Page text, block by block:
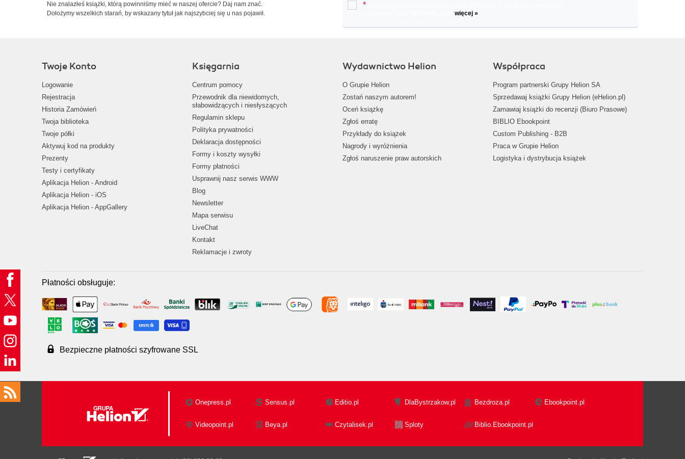
Nie znalazłeś książki, którą powinniśmy mieć w naszej ofercie? Daj nam znać.
Dołożymy wszelkich starań, by wskazany tytuł jak najszybciej się u nas pojawił.
*
więcej »
Twoje Konto
Logowanie
Rejestracja
Historia Zamówień
Twoja biblioteka
Twoje półki
Aktywuj kod na produkty
Prezenty
Testy i certyfikaty
Aplikacja Helion - Android
Aplikacja Helion - iOS
Aplikacja Helion - AppGallery
Księgarnia
Centrum pomocy
Przewodnik dla niewidomych,
słabowidzących i niesłyszących
Regulamin sklepu
Polityka prywatności
Deklaracja dostępności
Formy i koszty wysyłki
Formy płatności
Usprawnij nasz serwis WWW
Blog
Newsletter
Mapa serwisu
LiveChat
Kontakt
Reklamacje i zwroty
Wydawnictwo Helion
O Grupie Helion
Zostań naszym autorem!
Oceń książkę
Zgłoś erratę
Przykłady do książek
Nagrody i wyróżnienia
Zgłoś naruszenie praw autorskich
Współpraca
Program partnerski Grupy Helion SA
Sprzedawaj książki Grupy Helion (eHelion.pl)
Zamawiaj książki do recenzji (Biuro Prasowe)
BIBLIO Ebookpoint
Custom Publishing - B2B
Praca w Grupie Helion
Logistyka i dystrybucja książek
Płatności obsługuje:
Bezpieczne płatności szyfrowane SSL
Onepress.pl Sensus.pl Editio.pl DlaBystrzakow.pl Bezdroza.pl Ebookpoint.pl
Videopoint.pl Beya.pl Czytalisek.pl Sploty Biblio.Ebookpoint.pl